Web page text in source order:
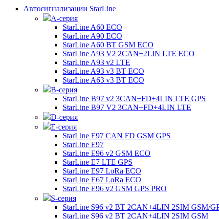
Автосигнализации StarLine
А-серия
StarLine A60 ECO
StarLine A90 ECO
StarLine A60 BT GSM ECO
StarLine A93 V2 2CAN+2LIN LTE ECO
StarLine A93 v2 LTE
StarLine A93 v3 BT ECO
StarLine A63 v3 BT ECO
B-серия
StarLine B97 v2 3CAN+FD+4LIN LTE GPS
StarLine B97 V2 3CAN+FD+4LIN LTE
D-серия
E-серия
StarLine E97 CAN FD GSM GPS
StarLine E97
StarLine E96 v2 GSM ECO
StarLine E7 LTE GPS
StarLine E97 LoRa ECO
StarLine E67 LoRa ECO
StarLine E96 v2 GSM GPS PRO
S-серия
StarLine S96 v2 BT 2CAN+4LIN 2SIM GSM/
StarLine S96 v2 BT 2CAN+4LIN 2SIM GSM